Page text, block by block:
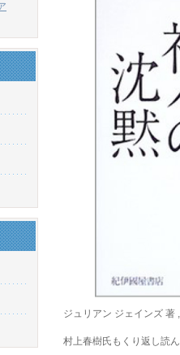
ジュリアン ジェインズ 著
村上春樹氏もくり返し読